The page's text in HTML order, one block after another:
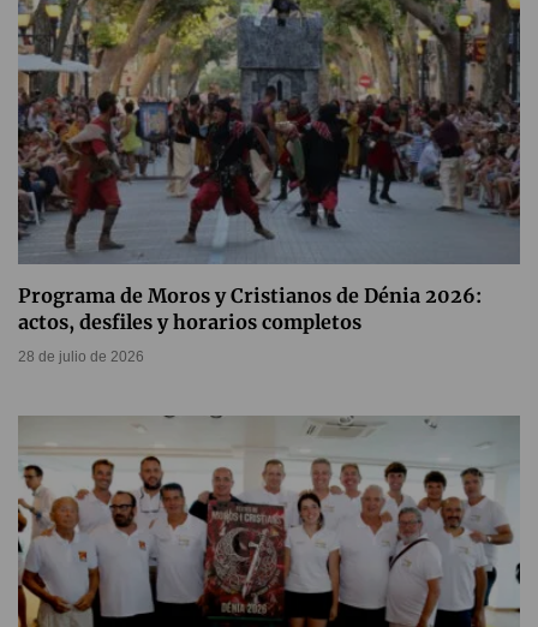
Programa de Moros y Cristianos de Dénia 2026:
actos, desfiles y horarios completos
28 de julio de 2026